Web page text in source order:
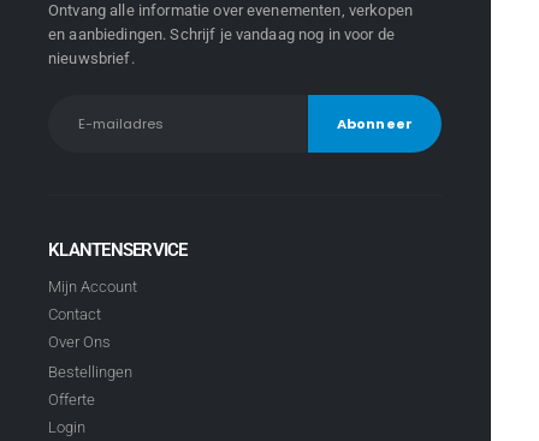
Ontvang alle informatie over evenementen, verkopen
en aanbiedingen. Schrijf je vandaag nog in voor de
nieuwsbrief.
KLANTENSERVICE
Mijn Account
Contact
Over Ons
Bestellingen
Offerte
Login